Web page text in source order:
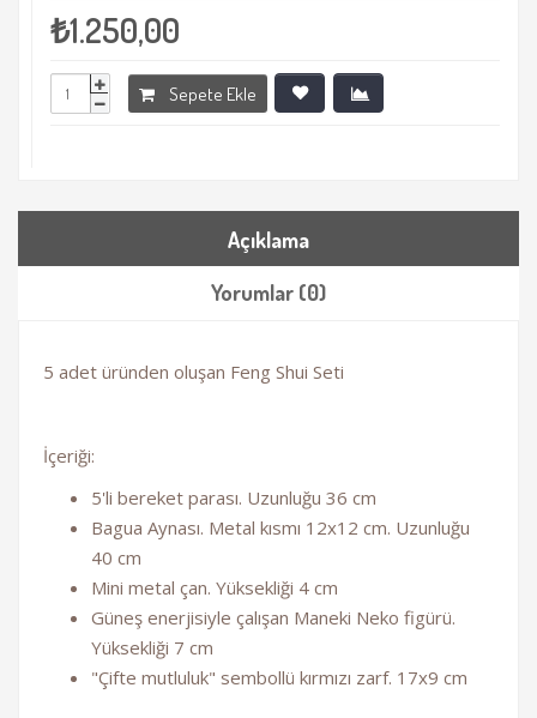
₺1.250,00
Sepete Ekle
Açıklama
Yorumlar (0)
5 adet üründen oluşan Feng Shui Seti
İçeriği:
5'li bereket parası. Uzunluğu 36 cm
Bagua Aynası. Metal kısmı 12x12 cm. Uzunluğu
40 cm
Mini metal çan. Yüksekliği 4 cm
Güneş enerjisiyle çalışan Maneki Neko figürü.
Yüksekliği 7 cm
"Çifte mutluluk" sembollü kırmızı zarf. 17x9 cm